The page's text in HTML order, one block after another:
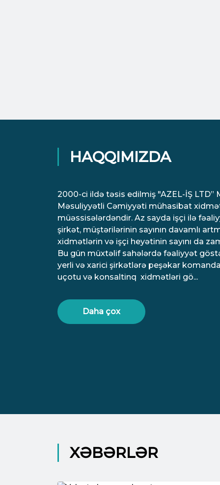
HAQQIMIZDA
2000-ci ildə təsis edilmiş "AZEL-İŞ LTD”
Məsuliyyətli Cəmiyyəti mühasibat
müəssisələrdəndir. Az sayda işçi ilə
şirkət, müştərilərinin sayının davamlı
xidmətlərin və işçi heyətinin sayını da
Bu gün müxtəlif sahələrdə fəaliyyət
yerli və xarici şirkətlərə peşəkar
uçotu və konsaltinq xidmətləri gö...
Daha çox
XƏBƏRLƏR